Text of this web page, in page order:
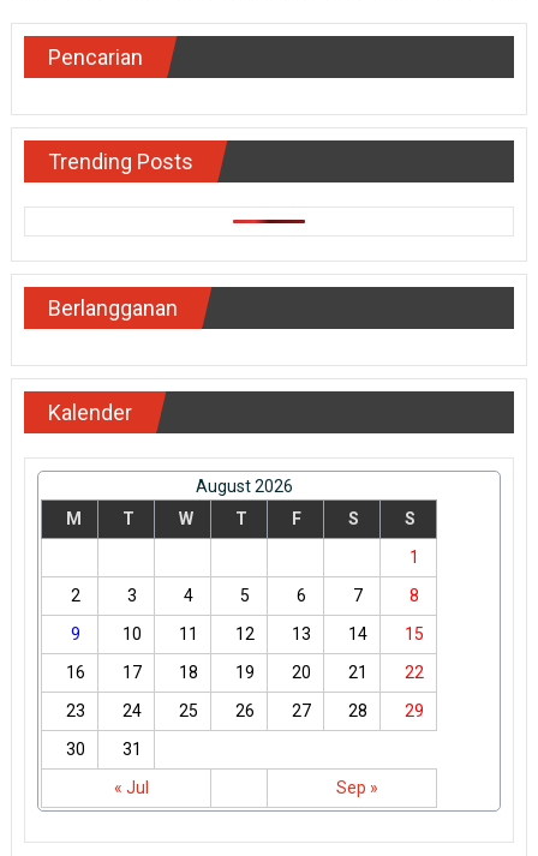
Pencarian
Trending Posts
Berlangganan
Kalender
August 2026
M
T W T F S S
« Jul Sep »
1
2
3 4 5 6 7
8
9
10 11 12 13 14
15
16
17 18 19 20 21
22
23
24 25 26 27 28
29
30
31